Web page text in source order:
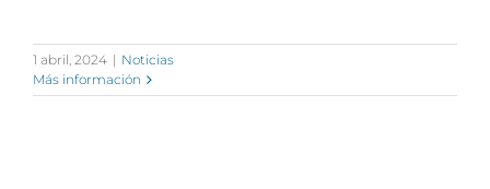
1 abril, 2024 | Noticias
Más información